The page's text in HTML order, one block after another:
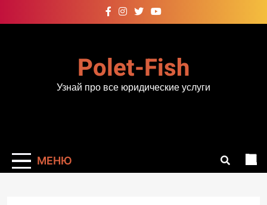
к
Polet-Fish
Узнай про все юридические услуги
МЕНЮ